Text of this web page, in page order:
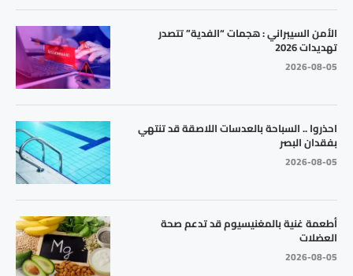
الأمن السيبراني : هجمات “الفدية” تتصدر
تهديدات 2026
2026-08-05
احذروا .. السباحة بالعدسات اللاصقة قد تنتهي
بفقدان البصر
2026-08-05
أطعمة غنية بالمغنيسيوم قد تدعم صحة
العضلات
2026-08-05